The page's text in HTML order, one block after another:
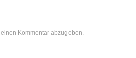
Kommentar abzugeben.